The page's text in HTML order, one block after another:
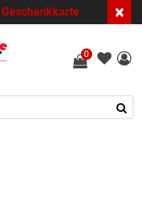
Geschenkkarte ×
0